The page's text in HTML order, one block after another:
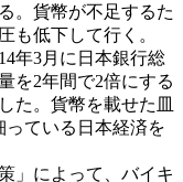
。貨幣が不足するた
も低下して行く。
年3月に日本銀行総
を2年間で2倍にする
た。貨幣を載せた皿
っている日本経済を
」によって、バイキ